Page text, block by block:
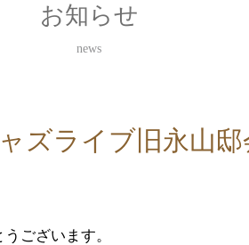
お知らせ
news
ズライブ旧永山
ございます。